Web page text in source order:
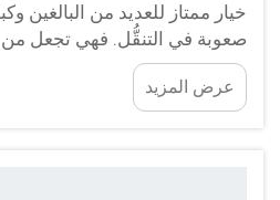
خيار ممتاز للعديد من البالغين
صعوبة في التنقُّل. فهي تجعل من
الأشخاص من مكانٍ إلى آخر بشكل
لأولئك الذين لديهم متطلبات
الكرسي المتحرك الكهربائي
عرض المزيد